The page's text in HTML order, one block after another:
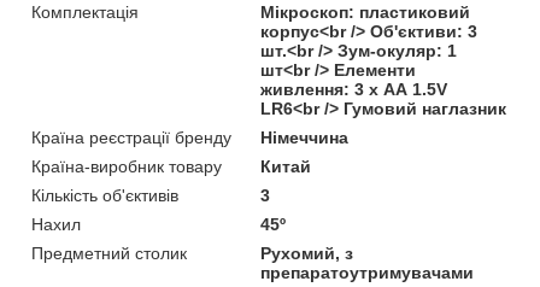
Комплектація
Мікроскоп: пластиковий
корпус<br /> Об'єктиви: 3
шт.<br /> Зум-окуляр: 1
шт<br /> Елементи
живлення: 3 х АА 1.5V
LR6<br /> Гумовий наглазник
Країна реєстрації бренду
Німеччина
Країна-виробник товару
Китай
Кількість об'єктивів
3
Нахил
45º
Предметний столик
Рухомий, з
препаратоутримувачами